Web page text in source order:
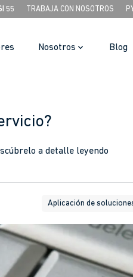
55 TRABAJA CON NOSOTROS
Nosotros Blog
a detalle leyendo
Aplicación de